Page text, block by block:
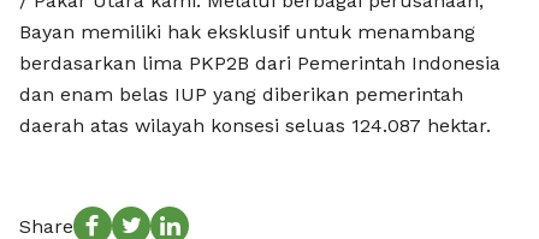
Bayan memiliki hak eksklusif untuk menambang
berdasarkan lima PKP2B dari Pemerintah Indonesia
dan enam belas IUP yang diberikan pemerintah
daerah atas wilayah konsesi seluas 124.087 hektar.
Share